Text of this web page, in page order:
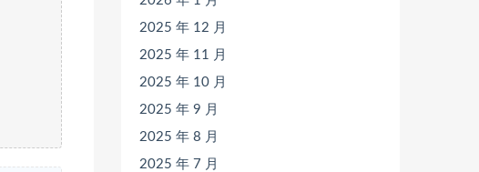
2025 年 12 月
2025 年 11 月
2025 年 10 月
2025 年 9 月
2025 年 8 月
2025 年 7 月